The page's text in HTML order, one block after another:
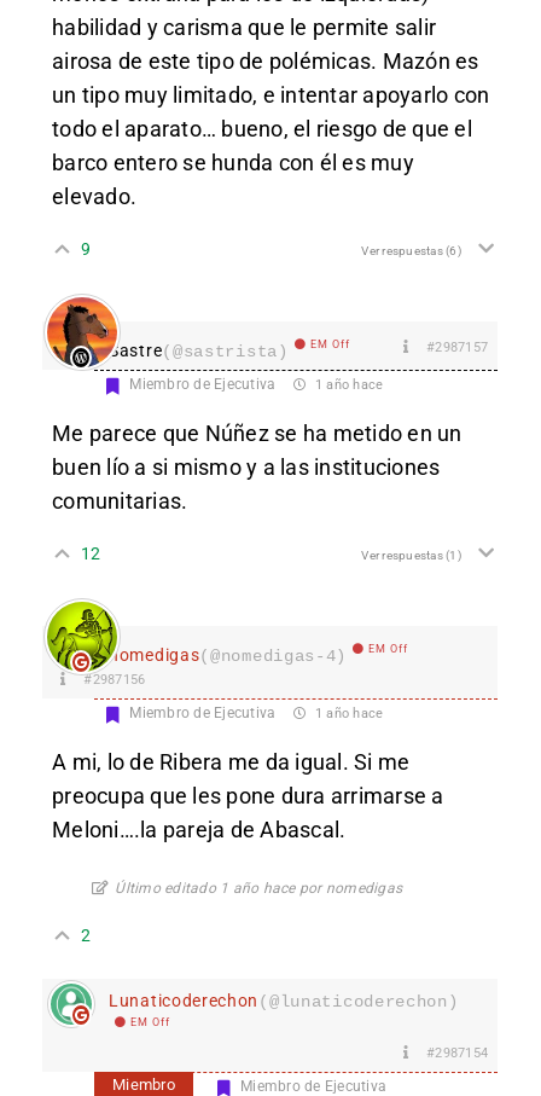
habilidad y carisma que le permite salir
airosa de este tipo de polémicas. Mazón es
un tipo muy limitado, e intentar apoyarlo con
todo el aparato… bueno, el riesgo de que el
barco entero se hunda con él es muy
elevado.
9 Ver respuestas(6)
Sastre(@sastrista) EM Off #2987157
Miembro de Ejecutiva 1 año hace
Me parece que Núñez se ha metido en un
buen lío a si mismo y a las instituciones
comunitarias.
12 Ver respuestas(1)
nomedigas(@nomedigas-4) EM Off
#2987156
Miembro de Ejecutiva 1 año hace
A mi, lo de Ribera me da igual. Si me
preocupa que les pone dura arrimarse a
Meloni….la pareja de Abascal.
Último editado 1 año hace por nomedigas
2
Lunaticoderechon (@lunaticoderechon)
EM Off
#2987154
Miembro Miembro de Ejecutiva